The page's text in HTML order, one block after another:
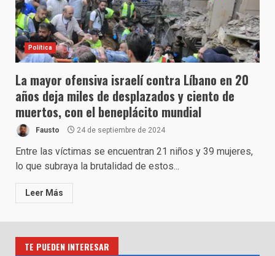
Política
La mayor ofensiva israelí contra Líbano en 20
años deja miles de desplazados y ciento de
muertos, con el beneplácito mundial
Fausto 24 de septiembre de 2024
Entre las víctimas se encuentran 21 niños y 39 mujeres,
lo que subraya la brutalidad de estos...
Leer Más
TE PUEDEN INTERESAR